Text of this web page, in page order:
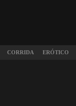
CORRIDA ERÓTICO